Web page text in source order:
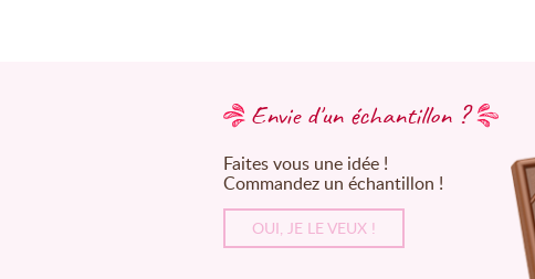
Envie d'un échantillon ?
Faites vous une idée !
Commandez un échantillon !
OUI, JE LE VEUX !